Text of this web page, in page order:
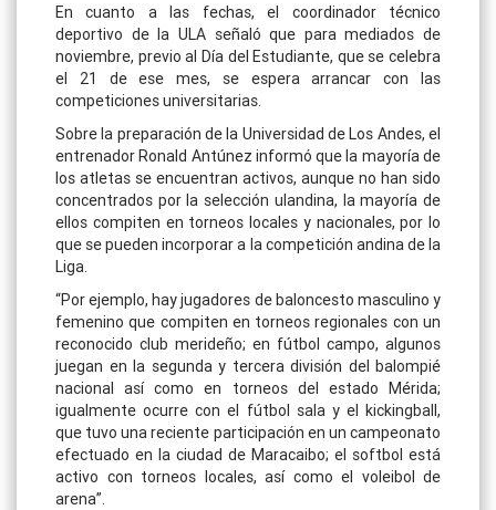
En cuanto a las fechas, el coordinador técnico
deportivo de la ULA señaló que para mediados de
noviembre, previo al Día del Estudiante, que se celebra
el 21 de ese mes, se espera arrancar con las
competiciones universitarias.
Sobre la preparación de la Universidad de Los Andes, el
entrenador Ronald Antúnez informó que la mayoría de
los atletas se encuentran activos, aunque no han sido
concentrados por la selección ulandina, la mayoría de
ellos compiten en torneos locales y nacionales, por lo
que se pueden incorporar a la competición andina de la
Liga.
“Por ejemplo, hay jugadores de baloncesto masculino y
femenino que compiten en torneos regionales con un
reconocido club merideño; en fútbol campo, algunos
juegan en la segunda y tercera división del balompié
nacional así como en torneos del estado Mérida;
igualmente ocurre con el fútbol sala y el kickingball,
que tuvo una reciente participación en un campeonato
efectuado en la ciudad de Maracaibo; el softbol está
activo con torneos locales, así como el voleibol de
arena”.